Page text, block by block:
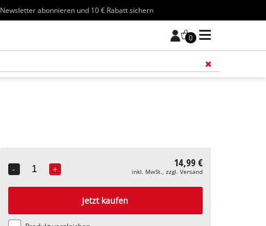
Newsletter abonnieren und 10 € Rabatt sichern
0
-
Quantity
+ 14,99 €
inkl. MwSt., zzgl. Versand
Jetzt kaufen